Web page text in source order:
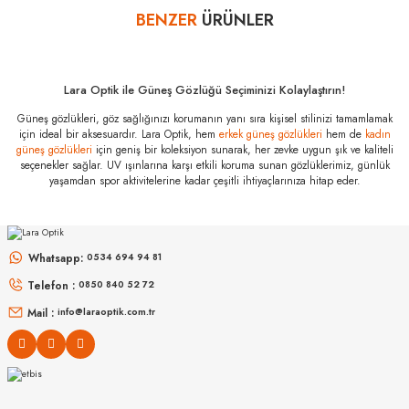
hatası aldığınız durumda bankanızla irtibata geçip aksesuar
Vogue Vo 4256S
323/80 57
Özellikleri
Marka
:
Vogue
Yorum Yaz
BENZERÜRÜNLER
Rb 2230 902/51 51
%45 12.723₺ 6.998₺
Lara Optik ile Güneş Gözlüğü Seçiminizi Kolaylaştırın!
Güneş gözlükleri, göz sağlığınızı korumanın yanı sıra kişisel stilinizi tamamlamak
için ideal bir aksesuardır. Lara Optik, hem erkek güneş gözlükleri hem de kadın
güneş gözlükleri için geniş bir koleksiyon sunarak, her zevke uygun şık ve kaliteli
seçenekler sağlar. UV ışınlarına karşı etkili koruma sunan gözlüklerimiz, günlük
yaşamdan spor aktivitelerine kadar çeşitli ihtiyaçlarınıza hitap eder.
Whatsapp: 0534 694 94 81
Telefon : 0850 840 52 72
Mail : info@laraoptik.com.tr